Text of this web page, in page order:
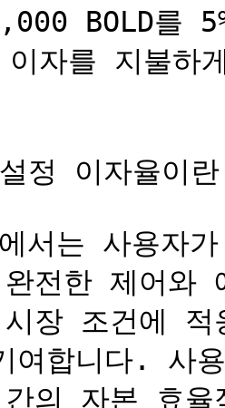
BOLD를
이자를 지불
정 이자율이
는 사용자
전한 제어와
장 조건에
여합니다. 사
의 자본 효